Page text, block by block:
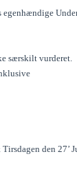
særskilt vurderet.
den